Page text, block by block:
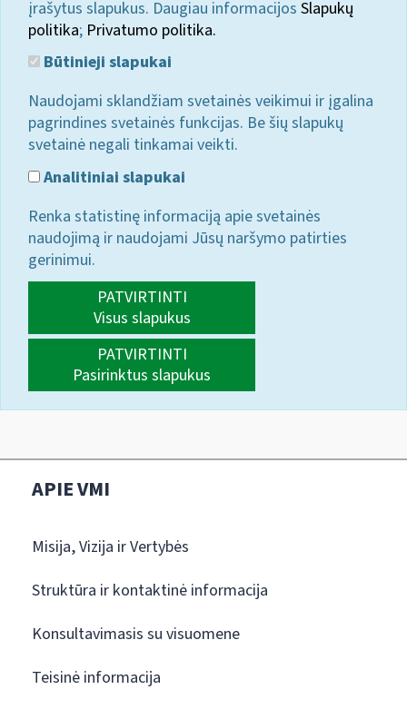
įrašytus slapukus. Daugiau informacijos Slapukų
politika; Privatumo politika.
Būtinieji slapukai
Naudojami sklandžiam svetainės veikimui ir įgalina
pagrindines svetainės funkcijas. Be šių slapukų
svetainė negali tinkamai veikti.
Analitiniai slapukai
Renka statistinę informaciją apie svetainės
naudojimą ir naudojami Jūsų naršymo patirties
gerinimui.
PATVIRTINTI
Visus slapukus
PATVIRTINTI
Pasirinktus slapukus
APIE VMI
Misija, Vizija ir Vertybės
Struktūra ir kontaktinė informacija
Konsultavimasis su visuomene
Teisinė informacija